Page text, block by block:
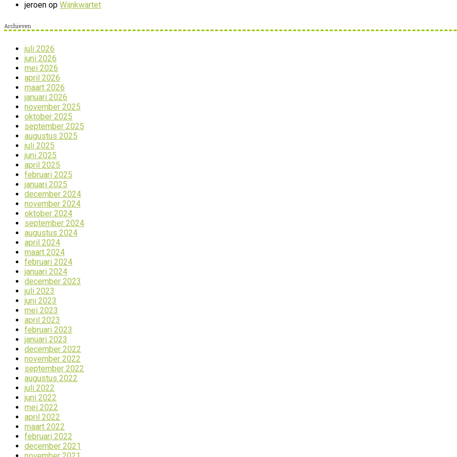
jeroen op Wijnkwartet
Archieven
juli 2026
juni 2026
mei 2026
april 2026
maart 2026
januari 2026
november 2025
oktober 2025
september 2025
augustus 2025
juli 2025
juni 2025
april 2025
februari 2025
januari 2025
december 2024
november 2024
oktober 2024
september 2024
augustus 2024
april 2024
maart 2024
februari 2024
januari 2024
december 2023
juli 2023
juni 2023
mei 2023
april 2023
februari 2023
januari 2023
december 2022
november 2022
september 2022
augustus 2022
juli 2022
juni 2022
mei 2022
april 2022
maart 2022
februari 2022
december 2021